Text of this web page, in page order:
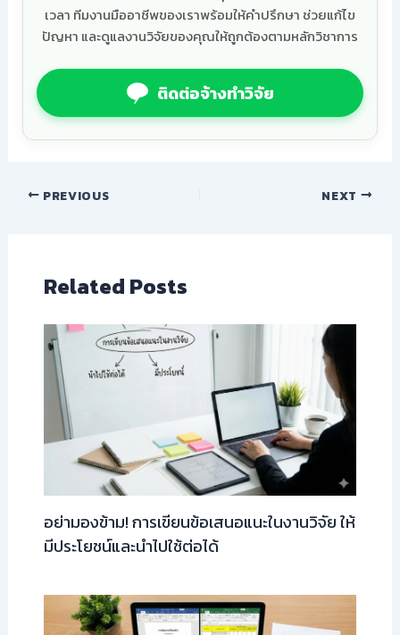
เวลา ทีมงานมืออาชีพของเราพร้อมให้คำปรึกษา ช่วยแก้ไข
ปัญหา และดูแลงานวิจัยของคุณให้ถูกต้องตามหลักวิชาการ
ติดต่อจ้างทำวิจัย
PREVIOUS NEXT
Related Posts
อย่ามองข้าม! การเขียนข้อเสนอแนะในงานวิจัย ให้
มีประโยชน์และนำไปใช้ต่อได้